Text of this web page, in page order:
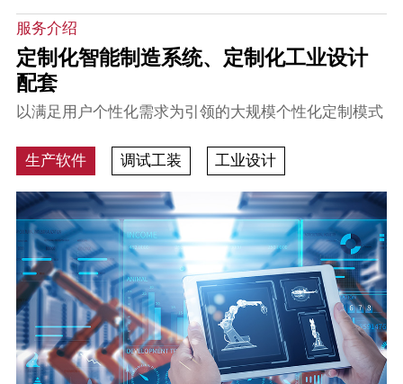
服务介绍
定制化智能制造系统、定制化工业设计
配套
以满足用户个性化需求为引领的大规模个性化定制模式
生产软件 调试工装 工业设计